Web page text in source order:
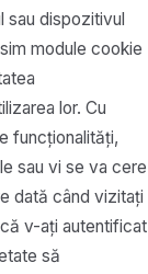
sau dispozitivul
module cookie
lor. Cu
funcționalități,
sau vi se va cere
dată când vizitați
v-ați autentificat
să